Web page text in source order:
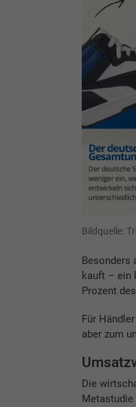
Bildquelle:
Besonders
kauft – ein
Prozent
Für
aber zum
Die
Metastudie